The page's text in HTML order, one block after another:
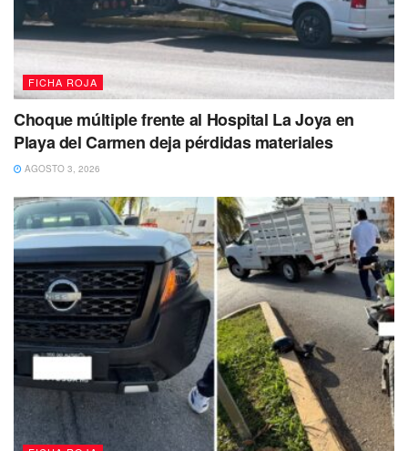
FICHA ROJA
Choque múltiple frente al Hospital La Joya en
Playa del Carmen deja pérdidas materiales
AGOSTO 3, 2026